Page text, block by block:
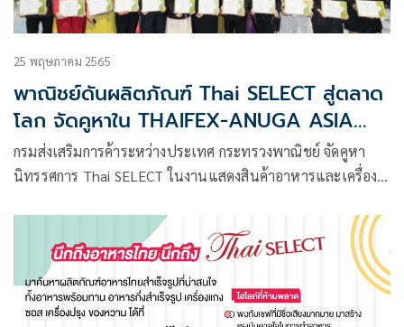
25 พฤษภาคม 2565
พาณิชย์ดันผลิตภัณฑ์ Thai SELECT สู่ตลาด
โลก จัดคูหาใน THAIFEX-ANUGA ASIA
2022 กิจกรรมแน่นตลอดงาน
กรมส่งเสริมการค้าระหว่างประเทศ กระทรวงพาณิชย์ จัดคูหา
นิทรรศการ Thai SELECT ในงานแสดงสินค้าอาหารและเครื่อง